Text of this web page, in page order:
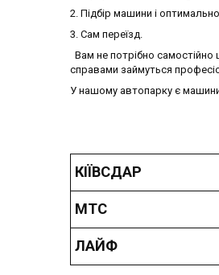
2. Підбір машини і
3. Сам переїзд.
Вам не потрібно
справами займуться
У нашому автопарку є машини
КІЇВСДАР
МТС
ЛАЙФ